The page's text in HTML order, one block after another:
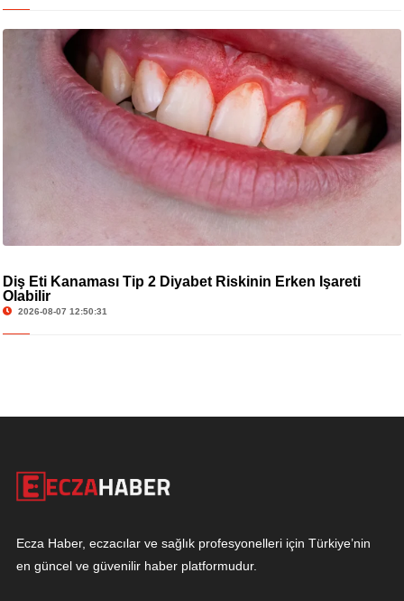
Diş Eti Kanaması Tip 2 Diyabet Riskinin Erken İşareti
Olabilir
2026-08-07 12:50:31
Ecza Haber, eczacılar ve sağlık profesyonelleri için Türkiye’nin
en güncel ve güvenilir haber platformudur.